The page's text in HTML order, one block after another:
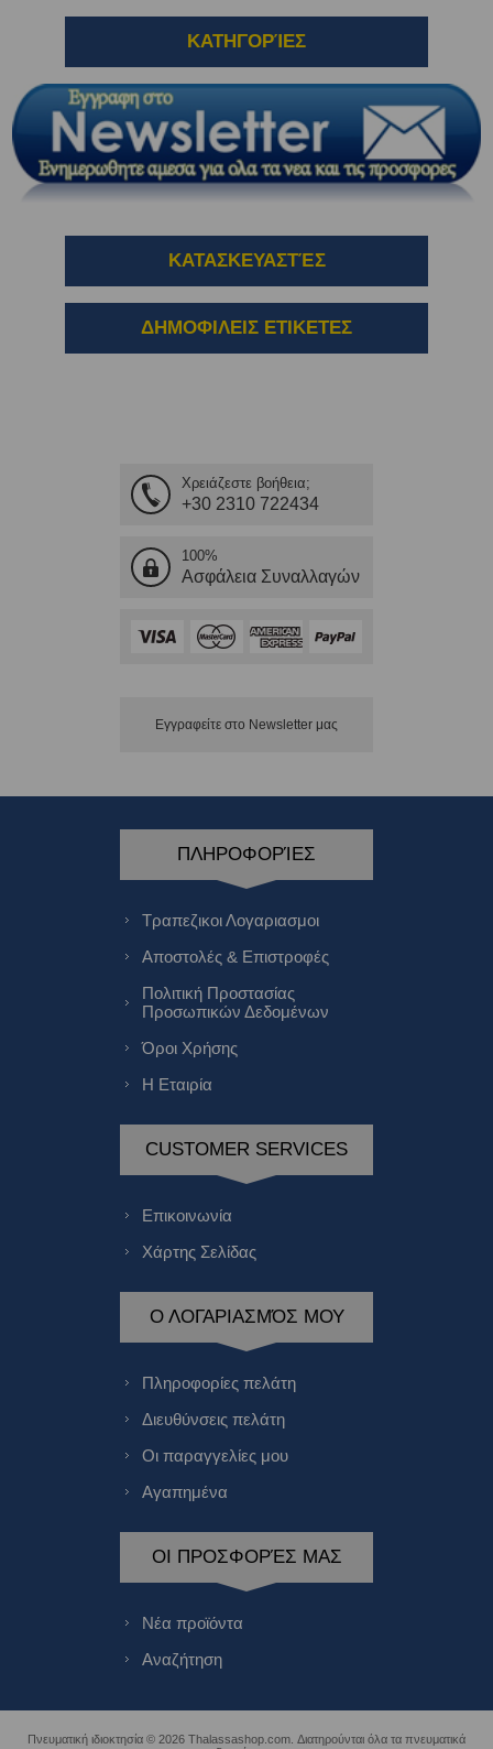
ΚΑΤΗΓΟΡΊΕΣ
ΚΑΤΑΣΚΕΥΑΣΤΈΣ
ΔΗΜΟΦΙΛΕΙΣ ΕΤΙΚΕΤΕΣ
Χρειάζεστε βοήθεια;
+30 2310 722434
100%
Ασφάλεια Συναλλαγών
Εγγραφείτε στο Νewsletter μας
ΠΛΗΡΟΦΟΡΊΕΣ
Τραπεζικοι Λογαριασμοι
Αποστολές & Επιστροφές
Πολιτική Προστασίας
Προσωπικών Δεδομένων
Όροι Χρήσης
Η Εταιρία
CUSTOMER SERVICES
Επικοινωνία
Χάρτης Σελίδας
Ο ΛΟΓΑΡΙΑΣΜΌΣ ΜΟΥ
Πληροφορίες πελάτη
Διευθύνσεις πελάτη
Οι παραγγελίες μου
Αγαπημένα
ΟΙ ΠΡΟΣΦΟΡΈΣ ΜΑΣ
Νέα προϊόντα
Αναζήτηση
Πνευματική ιδιοκτησία © 2026 Thalassashop.com. Διατηρούνται όλα τα πνευματικά